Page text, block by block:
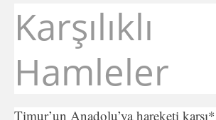
Karşılıklı
Hamleler
Timur’un Anadolu’ya hareketi